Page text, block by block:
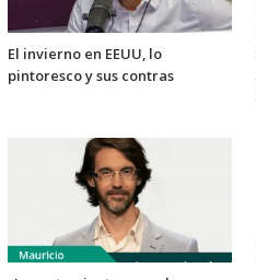
El invierno en EEUU, lo
pintoresco y sus contras